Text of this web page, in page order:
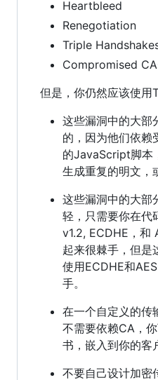
Heartbleed
Renegotiation
Triple
Compromised
但是，你仍然应该使用
这些漏洞中的大部
的，因为他们依赖
的JavaScript脚本
生成重复的明文，
这些漏洞中的大部
轻，只需要你在代
v1.2, ECDHE，和
起来很棘手，但是
使用ECDHE和
手。
在一个自定义的传
不需要依赖CA，
书，嵌入到你的客
不要自己设计加密